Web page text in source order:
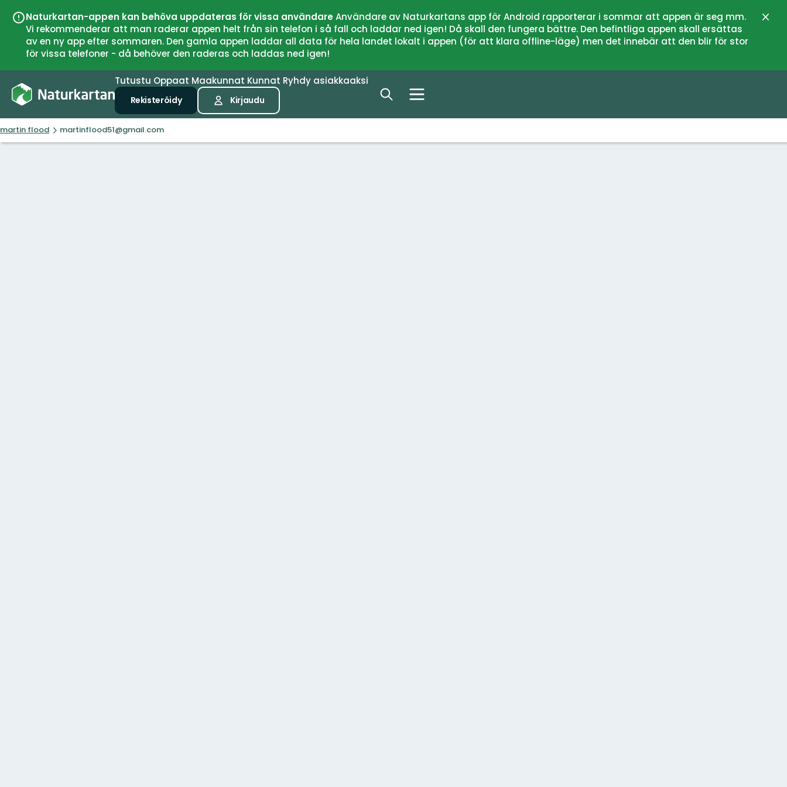
Naturkartan-appen kan behöva uppdateras för vissa användareAnvändare av Naturkartans app för Android rapporterar i sommar att appen är seg mm.
Vi rekommenderar att man raderar appen helt från sin telefon i så fall och laddar ned igen! Då skall den fungera bättre. Den befintliga appen skall ersättas
av en ny app efter sommaren. Den gamla appen laddar all data för hela landet lokalt i appen (för att klara offline-läge) men det innebär att den blir för stor
för vissa telefoner - då behöver den raderas och laddas ned igen!
Sulje
Tutustu Oppaat Maakunnat Kunnat Ryhdy asiakkaaksi
Rekisteröidy Kirjaudu
martin flood martinflood51@gmail.com